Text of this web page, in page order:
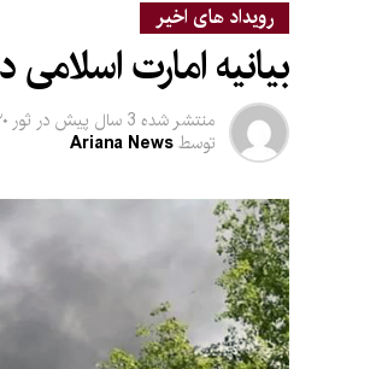
رویداد های اخیر
بیانیه امارت
منتشر شده 3 سال پیش در ثور ۲۰, ۱۴۰۲
توسطAriana News